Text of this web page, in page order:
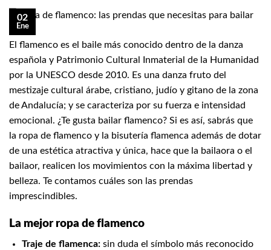
02
Ene
El flamenco es el baile más conocido dentro de la danza
española y Patrimonio Cultural Inmaterial de la Humanidad
por la UNESCO desde 2010. Es una danza fruto del
mestizaje cultural árabe, cristiano, judío y gitano de la zona
de Andalucía; y se caracteriza por su fuerza e intensidad
emocional. ¿Te gusta bailar flamenco? Si es así, sabrás que
la ropa de flamenco y la bisutería flamenca además de dotar
de una estética atractiva y única, hace que la bailaora o el
bailaor, realicen los movimientos con la máxima libertad y
belleza. Te contamos cuáles son las prendas
imprescindibles.
La mejor ropa de flamenco
Traje de flamenca: sin duda el símbolo más reconocido